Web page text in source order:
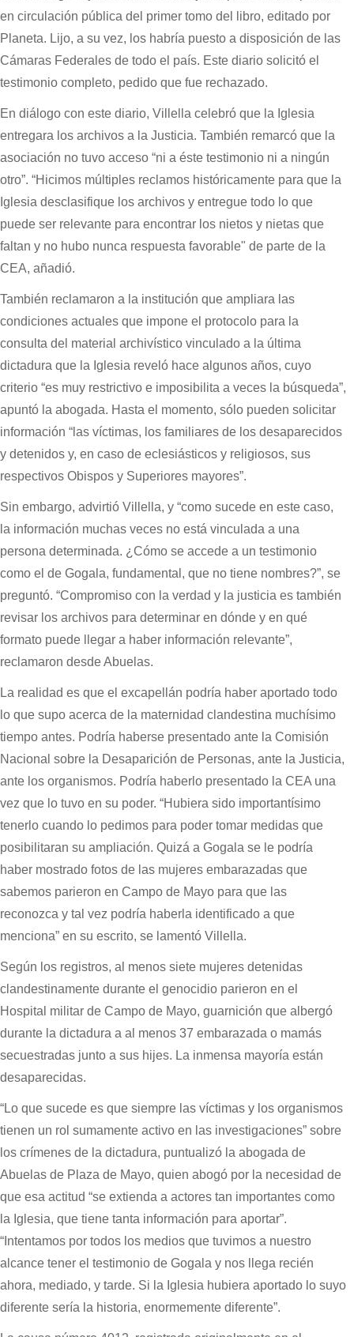
en circulación pública del primer tomo del libro, editado por
Planeta. Lijo, a su vez, los habría puesto a disposición de las
Cámaras Federales de todo el país. Este diario solicitó el
testimonio completo, pedido que fue rechazado.
En diálogo con este diario, Villella celebró que la Iglesia
entregara los archivos a la Justicia. También remarcó que la
asociación no tuvo acceso “ni a éste testimonio ni a ningún
otro”. “Hicimos múltiples reclamos históricamente para que la
Iglesia desclasifique los archivos y entregue todo lo que
puede ser relevante para encontrar los nietos y nietas que
faltan y no hubo nunca respuesta favorable" de parte de la
CEA, añadió.
También reclamaron a la institución que ampliara las
condiciones actuales que impone el protocolo para la
consulta del material archivístico vinculado a la última
dictadura que la Iglesia reveló hace algunos años, cuyo
criterio “es muy restrictivo e imposibilita a veces la búsqueda”,
apuntó la abogada. Hasta el momento, sólo pueden solicitar
información “las víctimas, los familiares de los desaparecidos
y detenidos y, en caso de eclesiásticos y religiosos, sus
respectivos Obispos y Superiores mayores”.
Sin embargo, advirtió Villella, y “como sucede en este caso,
la información muchas veces no está vinculada a una
persona determinada. ¿Cómo se accede a un testimonio
como el de Gogala, fundamental, que no tiene nombres?”, se
preguntó. “Compromiso con la verdad y la justicia es también
revisar los archivos para determinar en dónde y en qué
formato puede llegar a haber información relevante”,
reclamaron desde Abuelas.
La realidad es que el excapellán podría haber aportado todo
lo que supo acerca de la maternidad clandestina muchísimo
tiempo antes. Podría haberse presentado ante la Comisión
Nacional sobre la Desaparición de Personas, ante la Justicia,
ante los organismos. Podría haberlo presentado la CEA una
vez que lo tuvo en su poder. “Hubiera sido importantísimo
tenerlo cuando lo pedimos para poder tomar medidas que
posibilitaran su ampliación. Quizá a Gogala se le podría
haber mostrado fotos de las mujeres embarazadas que
sabemos parieron en Campo de Mayo para que las
reconozca y tal vez podría haberla identificado a que
menciona” en su escrito, se lamentó Villella.
Según los registros, al menos siete mujeres detenidas
clandestinamente durante el genocidio parieron en el
Hospital militar de Campo de Mayo, guarnición que albergó
durante la dictadura a al menos 37 embarazada o mamás
secuestradas junto a sus hijes. La inmensa mayoría están
desaparecidas.
“Lo que sucede es que siempre las víctimas y los organismos
tienen un rol sumamente activo en las investigaciones” sobre
los crímenes de la dictadura, puntualizó la abogada de
Abuelas de Plaza de Mayo, quien abogó por la necesidad de
que esa actitud “se extienda a actores tan importantes como
la Iglesia, que tiene tanta información para aportar”.
“Intentamos por todos los medios que tuvimos a nuestro
alcance tener el testimonio de Gogala y nos llega recién
ahora, mediado, y tarde. Si la Iglesia hubiera aportado lo suyo
diferente sería la historia, enormemente diferente”.